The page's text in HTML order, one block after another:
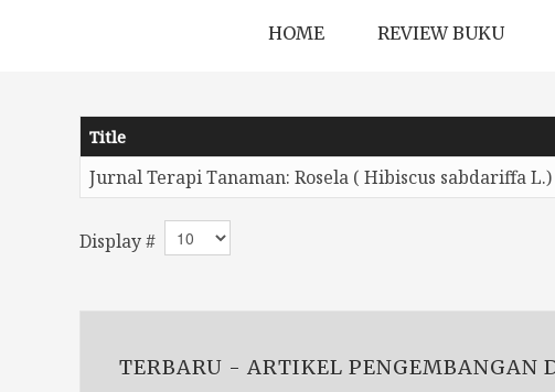
HOME REVIEW BUKU
Title
Jurnal Terapi Tanaman: Rosela ( Hibiscus sabdariffa L.)
Display #
TERBARU - ARTIKEL